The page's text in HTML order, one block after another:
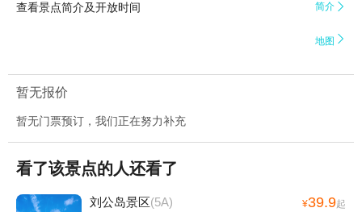
查看景点简介及开放时间 简介 
地图 
暂无报价
暂无门票预订，我们正在努力补充
看了该景点的人还看了
刘公岛景区(5A) ¥39.9起